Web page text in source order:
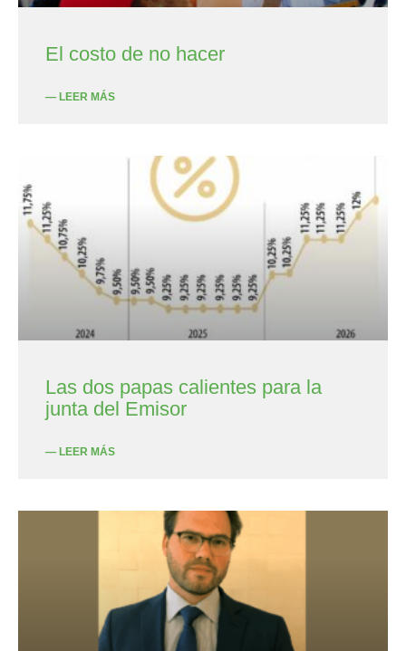
El costo de no hacer
— LEER MÁS
Las dos papas calientes para la
junta del Emisor
— LEER MÁS